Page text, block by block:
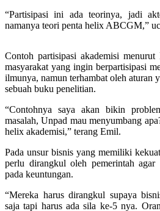
“Partisipasi ini ada teorinya, jadi
namanya teori penta helix ABCGM,”
Contoh partisipasi akademisi
masyarakat yang ingin berpartisipasi
ilmunya, namun terhambat oleh aturan
sebuah buku penelitian.
“Contohnya saya akan bikin
masalah, Unpad mau menyumbang
helix akademisi,” terang Emil.
Pada unsur bisnis yang memiliki
perlu dirangkul oleh pemerintah agar
pada keuntungan.
“Mereka harus dirangkul supaya
saja tapi harus ada sila ke-5 nya.